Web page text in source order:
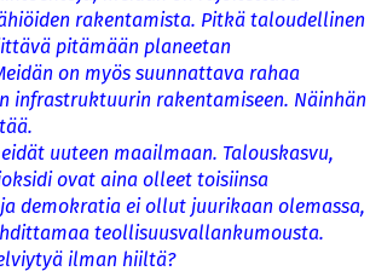
rakentamista. Pitkä taloudellinen
pitämään planeetan
on myös suunnattava rahaa
infrastruktuurin rakentamiseen. Näinhän
uuteen maailmaan. Talouskasvu,
ovat aina olleet toisiinsa
demokratia ei ollut juurikaan olemassa,
teollisuusvallankumousta.
ilman hiiltä?